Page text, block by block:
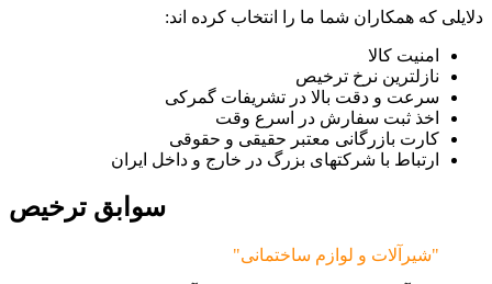
دلایلی که همکاران شما ما را انتخاب کرده اند:
امنیت کالا
نازلترین نرخ ترخیص
سرعت و دقت بالا در تشریفات گمرکی
اخذ ثبت سفارش در اسرع وقت
کارت بازرگانی معتبر حقیقی و حقوقی
ارتباط با شرکتهای بزرگ در خارج و داخل ایران
سوابق ترخیص
"شیرآلات و لوازم ساختمانی"